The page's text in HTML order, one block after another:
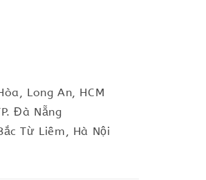
Long An, HCM
Đà Nẵng
Từ Liêm, Hà Nội